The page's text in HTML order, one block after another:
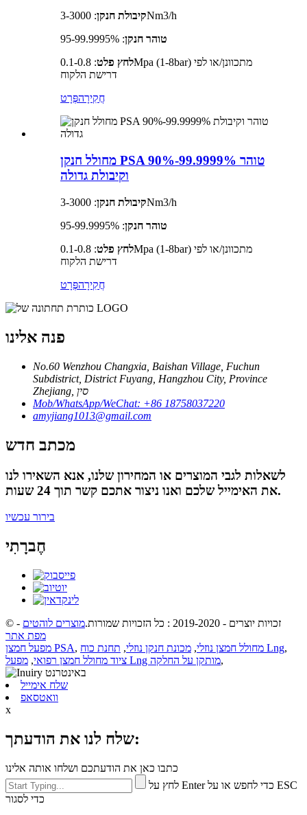
קיבולת חנקן: 3-3000Nm3/h
טוהר חנקן: 95-99.9995%
לחץ פלט : 0.1-0.8Mpa (1-8bar) מתכוונן/או לפי
דרישת הלקוח
חֲקִירָהפְּרָט
מחולל חנקן PSA 90%-99.9999% טוהר
וקיבולת גדולה
קיבולת חנקן: 3-3000Nm3/h
טוהר חנקן: 95-99.9995%
לחץ פלט : 0.1-0.8Mpa (1-8bar) מתכוונן/או לפי
דרישת הלקוח
חֲקִירָהפְּרָט
פנה אלינו
No.60 Wenzhou Changxia, Baishan Village, Fuchun
Subdistrict, District Fuyang, Hangzhou City, Province
Zhejiang, סין
Mob/WhatsApp/WeChat: +86 18758037220
amyjiang1013@gmail.com
מכתב חדש
לשאלות לגבי המוצרים או המחירון שלנו, אנא השאירו לנו
את האימייל שלכם ואנו ניצור אתכם קשר תוך 24 שעות.
בירור עכשיו
חֶברָתִי
© זכויות יוצרים - 2019-2020 : כל הזכויות שמורות. מוצרים לוהטים -
מפת אתר
מפעל חמצן PSA, מחולל חמצן נוזלי, מכונת חנקן נוזלי, תחנת כוח Lng,
ציוד מחולל חמצן רפואי, מפעל Lng מותקן על החלקה,
שלח אימייל
וואטסאפ
x
שלח לנו את הודעתך:
כתבו כאן את הודעתכם ושלחו אותה אלינו
לחץ על Enter כדי לחפש או על ESC
כדי לסגור